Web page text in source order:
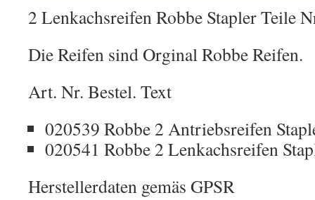
2 Lenkachsreifen Robbe Stapler Teile
Die Reifen sind Orginal Robbe Reifen.
Art. Nr. Bestel. Text
020539 Robbe 2 Antriebsreifen
020541 Robbe 2 Lenkachsreifen
Herstellerdaten gemäs GPSR